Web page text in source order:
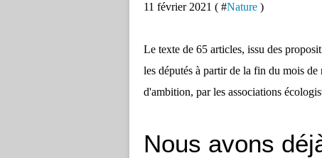
11 février 2021 ( #Nature )
Le texte de 65 articles, issu des
les députés à partir de la fin du mois
d'ambition, par les associations
Nous avons